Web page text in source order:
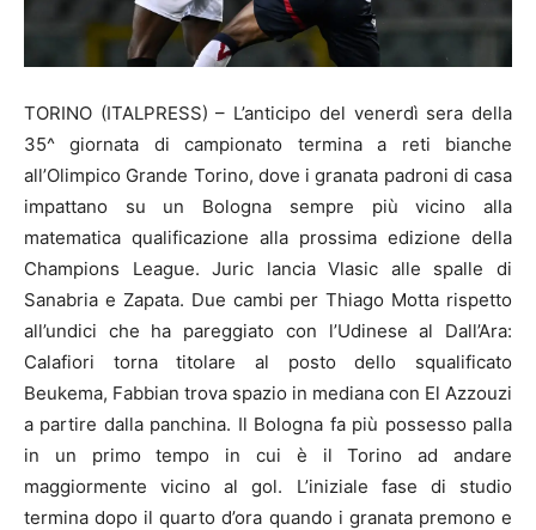
TORINO (ITALPRESS) – L’anticipo del venerdì sera della
35^ giornata di campionato termina a reti bianche
all’Olimpico Grande Torino, dove i granata padroni di casa
impattano su un Bologna sempre più vicino alla
matematica qualificazione alla prossima edizione della
Champions League. Juric lancia Vlasic alle spalle di
Sanabria e Zapata. Due cambi per Thiago Motta rispetto
all’undici che ha pareggiato con l’Udinese al Dall’Ara:
Calafiori torna titolare al posto dello squalificato
Beukema, Fabbian trova spazio in mediana con El Azzouzi
a partire dalla panchina. Il Bologna fa più possesso palla
in un primo tempo in cui è il Torino ad andare
maggiormente vicino al gol. L’iniziale fase di studio
termina dopo il quarto d’ora quando i granata premono e